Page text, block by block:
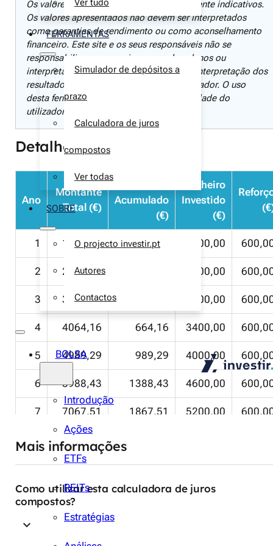
Ver tudo
FERRAMENTAS
Simulador de depósitos a
prazo
Calculadora de juros
compostos
Ver todas
SOBRE
O projecto investir.pt
Autores
Contactos
BOLSA
Introdução
Ações
ETFs
REITs
Estratégias
Os valores de cada simulação são meramente indicativos.
Os valores apresentados não devem ser interpretados
como garantias de rendimento ou como aconselhamento
financeiro. Este site e os seus responsáveis não se
responsabilizam por quaisquer perdas, danos ou
interpretações decorrentes do uso ou da interpretação dos
resultados apresentados pelo nosso simulador. O uso
desta ferramenta é da inteira responsabilidade do
utilizador.
Detalhes por Ano
Ano
Montante
Total (€)
Acumulado
(€)
Dinheiro
Investido
(€)
1 1680,00 80,00 1600,00
2 2414,40 2200,00
3 3207,55 2800,00
4 4064,16 664,16 3400,00
5 4989,29 989,29 4000,00
6 5988,43 1388,43 4600,00
7 7067,51 1867,51 5200,00
8 8232,91
9 9491,54 3091,54 6400,00
10 10 850,86 3850,86 7000,00
Mais informações
Como utilizar esta calculadora de juros
compostos?